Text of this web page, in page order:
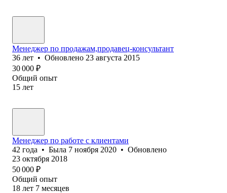
Менеджер по продажам,продавец-консультант
36 лет • Обновлено 23 августа 2015
30 000 ₽
Общий опыт
15 лет
Менеджер по работе с клиентами
42 года • Была 7 ноября 2020 • Обновлено
23 октября 2018
50 000 ₽
Общий опыт
18 лет 7 месяцев